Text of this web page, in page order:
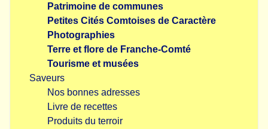
Patrimoine de communes
Petites Cités Comtoises de Caractère
Photographies
Terre et flore de Franche-Comté
Tourisme et musées
Saveurs
Nos bonnes adresses
Livre de recettes
Produits du terroir